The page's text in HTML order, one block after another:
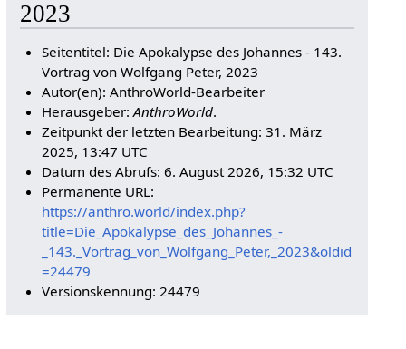
2023
Seitentitel: Die Apokalypse des Johannes - 143.
Vortrag von Wolfgang Peter, 2023
Autor(en): AnthroWorld-Bearbeiter
Herausgeber:AnthroWorld.
Zeitpunkt der letzten Bearbeitung: 31. März
2025, 13:47 UTC
Datum des Abrufs: 6. August 2026, 15:32 UTC
Permanente URL:
https://anthro.world/index.php?
title=Die_Apokalypse_des_Johannes_-
_143._Vortrag_von_Wolfgang_Peter,_2023&oldid
=24479
Versionskennung: 24479